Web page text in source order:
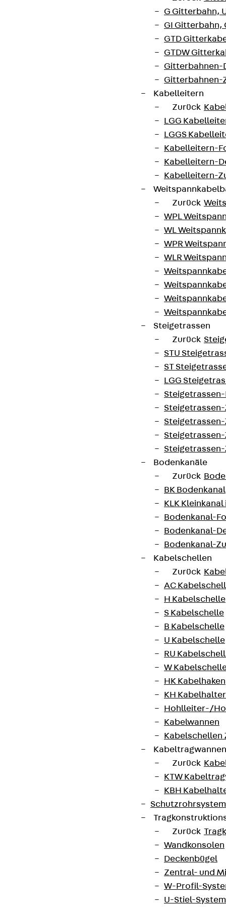
G Gitterbahn,
GI Gitterbahn,
GTD
GTDW
Gitterbahnen-
Gitterbahnen-
Kabelleitern
Zurück
LGG
LGGS
Kabelleitern-
Kabelleitern-
Kabelleitern-
Zurück
WPL
WL
WPR
WLR
Steigetrassen
Zurück
STU
ST
LGG
Steigetrassen-
Steigetrassen-
Steigetrassen-
Steigetrassen-
Bodenkanäle
Zurück
BK Bodenkanal
KLK
Bodenkanal-
Bodenkanal-
Bodenkanal-
Kabelschellen
Zurück
AC
H Kabelschelle
S Kabelschelle
B Kabelschelle
U Kabelschelle
RU
W
HK Kabelhaken
KH Kabelhalter
Hohlleiter-/
Kabelwannen
Kabelschellen
Zurück
KTW
KBH
Zurück
Wandkonsolen
Deckenbügel
Zentral- und
W-Profil-
U-Stiel-System